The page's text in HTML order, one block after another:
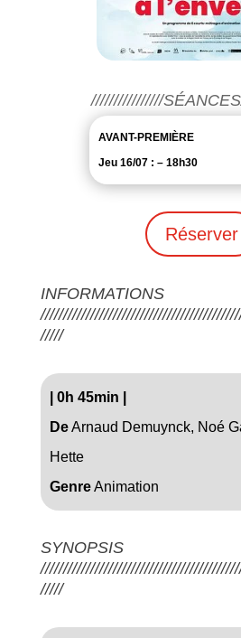
////////////////
AVANT-PREMIÈRE
Jeu 16/07 : – 18h30
Réserver
INFORMATIONS
/////
0h 45min
DeArnaud Demuynck, Noé
Hette
GenreAnimation
SYNOPSIS
/////